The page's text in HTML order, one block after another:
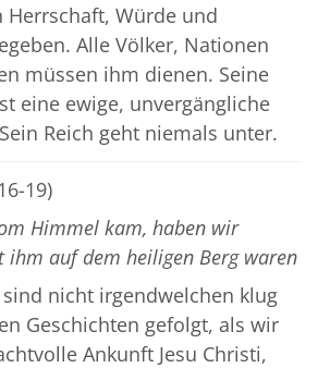
Herrschaft, Würde und
Alle Völker, Nationen
müssen ihm dienen. Seine
eine ewige, unvergängliche
Reich geht niemals unter.
19)
Himmel kam, haben wir
auf dem heiligen Berg waren
nicht irgendwelchen klug
Geschichten gefolgt, als wir
Ankunft Jesu Christi,